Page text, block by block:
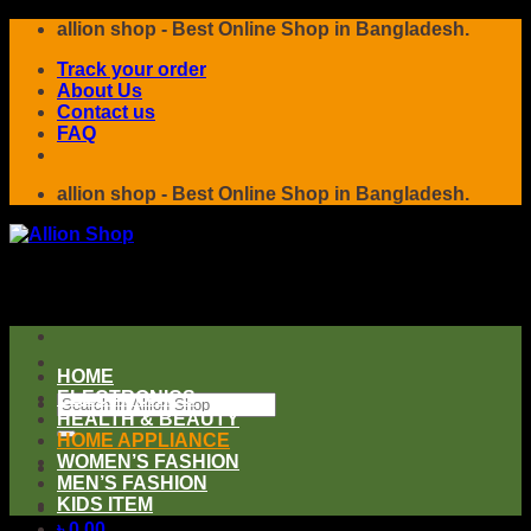
Skip
content
allion shop - Best Online Shop in Bangladesh.
Track your order
About Us
Contact us
FAQ
allion shop - Best Online Shop in Bangladesh.
Search
for:
HOME
ELECTRONICS
HEALTH & BEAUTY
HOME APPLIANCE
WOMEN’S FASHION
MEN’S FASHION
KIDS ITEM